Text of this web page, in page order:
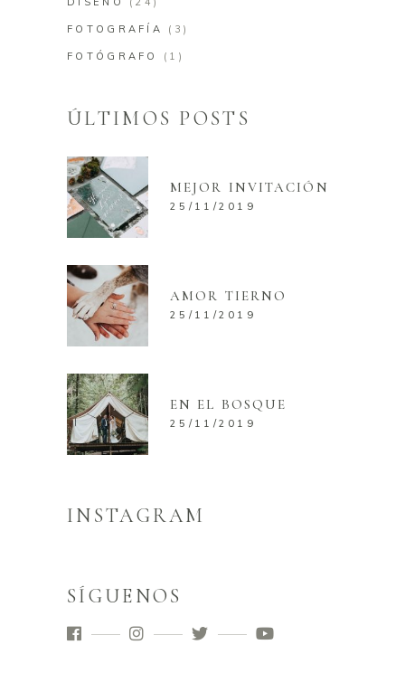
FOTOGRAFÍA (3)
FOTÓGRAFO (1)
ÚLTIMOS POSTS
MEJOR INVITACIÓN
25/11/2019
AMOR TIERNO
25/11/2019
EN EL BOSQUE
25/11/2019
INSTAGRAM
SÍGUENOS